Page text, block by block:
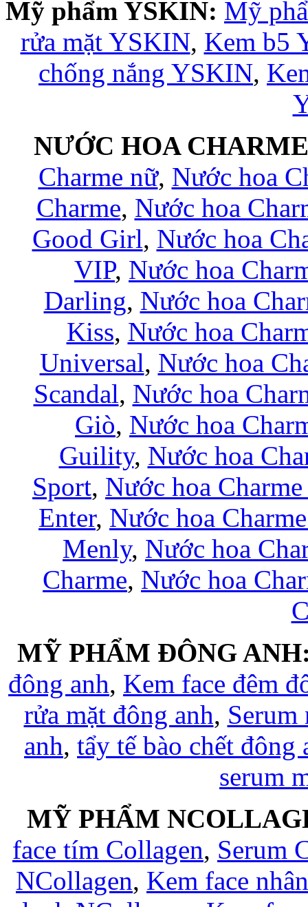
Mỹ phẩm YSKIN: Mỹ
rửa mặt YSKIN, Kem b5
chống nắng YSKIN,
NƯỚC HOA CHARME
Charme nữ, Nước hoa
Charme, Nước hoa
Good Girl, Nước hoa
VIP, Nước hoa
Darling, Nước hoa
Kiss, Nước hoa
Universal, Nước hoa
Scandal, Nước hoa
Giò, Nước hoa
Guility, Nước hoa
Sport, Nước hoa
Enter, Nước hoa
Menly, Nước hoa
Charme, Nước hoa
MỸ PHẨM ĐÔNG
đông anh, Kem face đêm
rửa mặt đông anh, Serum
anh, tẩy tế bào chết đông
serum
MỸ PHẨM
face tím Collagen, Serum
NCollagen, Kem face